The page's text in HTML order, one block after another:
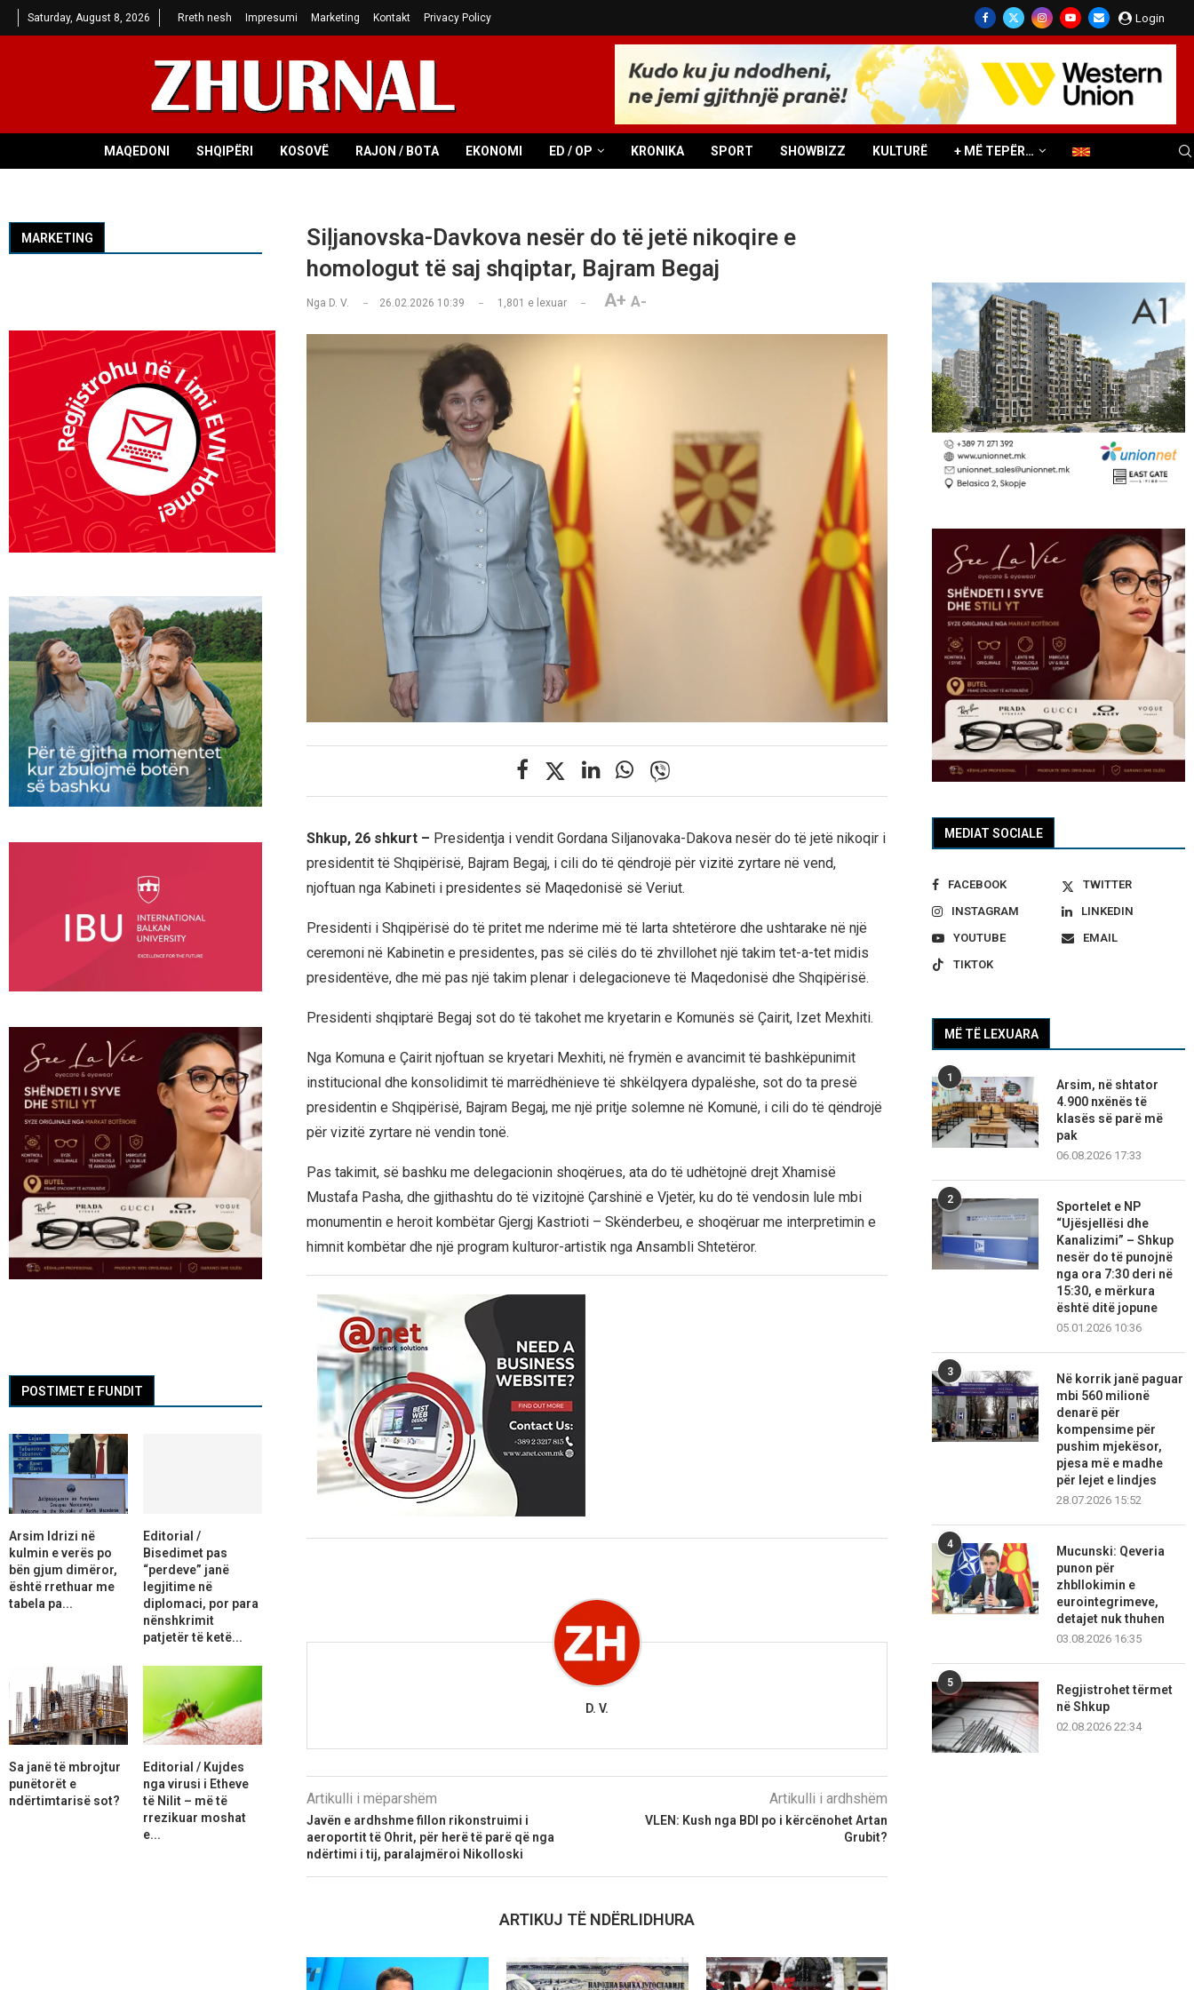
Saturday, August 8, 2026 Rreth nesh Impresumi Marketing Kontakt Privacy Policy Login
MAQEDONI SHQIPËRI KOSOVË RAJON / BOTA EKONOMI ED / OP KRONIKA SPORT SHOWBIZZ KULTURË + MË TEPËR…
Siļjanovska-Davkova nesër do të jetë nikoqire e
homologut të saj shqiptar, Bajram Begaj
Nga D. V. 26.02.2026 10:39 1,801 e lexuar A+ A-
Shkup, 26 shkurt – Presidentja i vendit Gordana Siljanovaka-Dakova nesër do të jetë nikoqir i
presidentit të Shqipërisë, Bajram Begaj, i cili do të qëndrojë për vizitë zyrtare në vend,
njoftuan nga Kabineti i presidentes së Maqedonisë së Veriut.
Presidenti i Shqipërisë do të pritet me nderime më të larta shtetërore dhe ushtarake në një
ceremoni në Kabinetin e presidentes, pas së cilës do të zhvillohet një takim tet-a-tet midis
presidentëve, dhe më pas një takim plenar i delegacioneve të Maqedonisë dhe Shqipërisë.
Presidenti shqiptarë Begaj sot do të takohet me kryetarin e Komunës së Çairit, Izet Mexhiti.
Nga Komuna e Çairit njoftuan se kryetari Mexhiti, në frymën e avancimit të bashkëpunimit
institucional dhe konsolidimit të marrëdhënieve të shkëlqyera dypalëshe, sot do ta presë
presidentin e Shqipërisë, Bajram Begaj, me një pritje solemne në Komunë, i cili do të qëndrojë
për vizitë zyrtare në vendin tonë.
Pas takimit, së bashku me delegacionin shoqërues, ata do të udhëtojnë drejt Xhamisë
Mustafa Pasha, dhe gjithashtu do të vizitojnë Çarshinë e Vjetër, ku do të vendosin lule mbi
monumentin e heroit kombëtar Gjergj Kastrioti – Skënderbeu, e shoqëruar me interpretimin e
himnit kombëtar dhe një program kulturor-artistik nga Ansambli Shtetëror.
D. V.
Artikulli i mëparshëm
Javën e ardhshme fillon rikonstruimi i
aeroportit të Ohrit, për herë të parë që nga
ndërtimi i tij, paralajmëroi Nikolloski
Artikulli i ardhshëm
VLEN: Kush nga BDI po i kërcënohet Artan
Grubit?
ARTIKUJ TË NDËRLIDHURA
MEDIAT SOCIALE
FACEBOOK
TWITTER
INSTAGRAM
LINKEDIN
YOUTUBE
EMAIL
TIKTOK
MË TË LEXUARA
1
Arsim, në shtator
4.900 nxënës të
klasës së parë më
pak
06.08.2026 17:33
2
Sportelet e NP
“Ujësjellësi dhe
Kanalizimi” – Shkup
nesër do të punojnë
nga ora 7:30 deri në
15:30, e mërkura
është ditë jopune
05.01.2026 10:36
3
Në korrik janë paguar
mbi 560 milionë
denarë për
kompensime për
pushim mjekësor,
pjesa më e madhe
për lejet e lindjes
28.07.2026 15:52
4
Mucunski: Qeveria
punon për
zhbllokimin e
eurointegrimeve,
detajet nuk thuhen
03.08.2026 16:35
5
Regjistrohet tërmet
në Shkup
02.08.2026 22:34
MARKETING
POSTIMET E FUNDIT
Arsim Idrizi në
kulmin e verës po
bën gjum dimëror,
është rrethuar me
tabela pa...
Editorial /
Bisedimet pas
“perdeve” janë
legjitime në
diplomaci, por para
nënshkrimit
patjetër të ketë...
Sa janë të mbrojtur
punëtorët e
ndërtimtarisë sot?
Editorial / Kujdes
nga virusi i Etheve
të Nilit – më të
rrezikuar moshat
e...